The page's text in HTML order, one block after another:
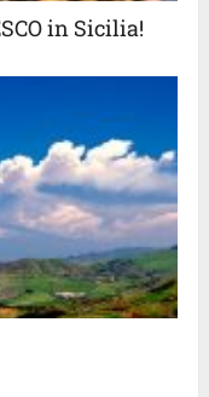
in Sicilia!